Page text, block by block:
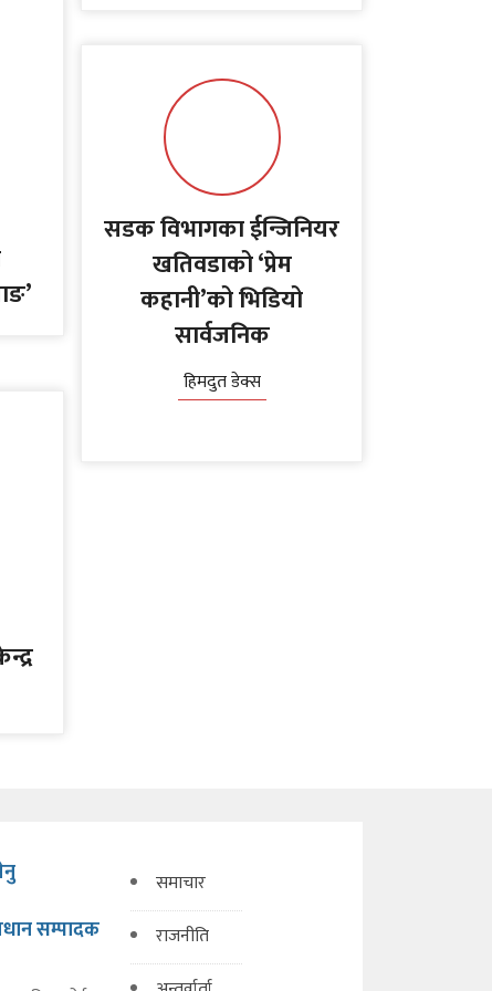
सडक विभागका ईन्जिनियर
खतिवडाको ‘प्रेम
कहानी’को भिडियो
सार्वजनिक
हिमदुत डेक्स
सम्पादक
समाचार
राजनीति